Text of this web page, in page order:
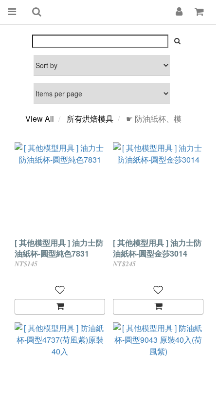
View All 所有烘焙模具 ☛ 防油紙杯、模
[ 其他模型用具 ] 油力士防
油紙杯-圓型純色7831
NT$145
[ 其他模型用具 ] 油力士防
油紙杯-圓型金莎3014
NT$245